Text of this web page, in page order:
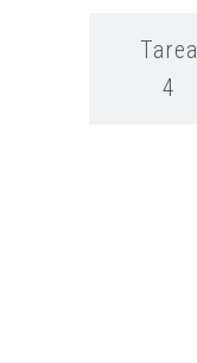
Tarea
4